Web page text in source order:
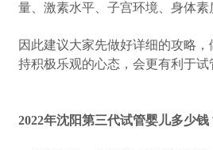
量、激素水平、子宫环境、身体素
因此建议大家先做好详细的攻略
持积极乐观的心态，会更有利于试
2022年沈阳第三代试管婴儿多少钱